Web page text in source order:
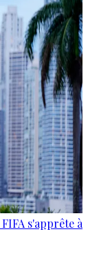
s'apprête à